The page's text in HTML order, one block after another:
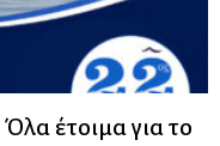
έτοιμα για το